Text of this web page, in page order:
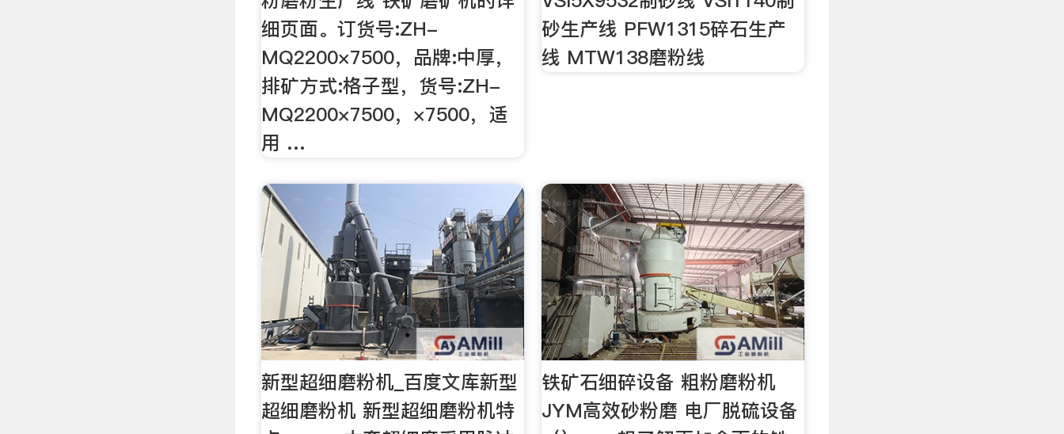
细页面。订货号:ZH-
MQ2200×7500，品牌:中厚，
排矿方式:格子型，货号:ZH-
MQ2200×7500，×7500，适
用 …
砂生产线 PFW1315碎石生产
线 MTW138磨粉线
新型超细磨粉机_百度文库新型
超细磨粉机 新型超细磨粉机特
铁矿石细碎设备 粗粉磨粉机
JYM高效砂粉磨 电厂脱硫设备